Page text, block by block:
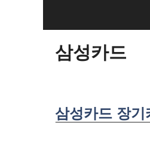
삼성카드
삼성카드 장